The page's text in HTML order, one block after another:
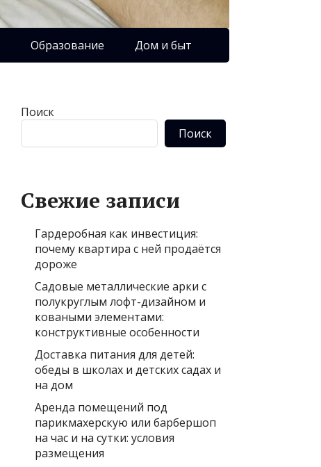
Образование Дом и быт
Поиск
Поиск
Свежие записи
Гардеробная как инвестиция:
почему квартира с ней продаётся
дороже
Садовые металлические арки с
полукруглым лофт-дизайном и
коваными элементами:
конструктивные особенности
Доставка питания для детей:
обеды в школах и детских садах и
на дом
Аренда помещений под
парикмахерскую или барбершоп
на час и на сутки: условия
размещения